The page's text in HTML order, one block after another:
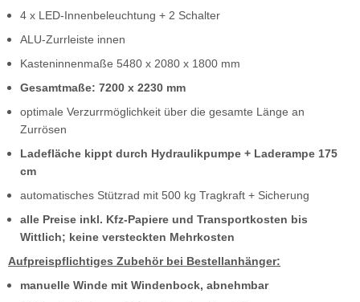
4 x LED-Innenbeleuchtung + 2 Schalter
ALU-Zurrleiste innen
Kasteninnenmaße 5480 x 2080 x 1800 mm
Gesamtmaße: 7200 x 2230 mm
optimale Verzurrmöglichkeit über die gesamte Länge an
Zurrösen
Ladefläche kippt durch Hydraulikpumpe + Laderampe 175
cm
automatisches Stützrad mit 500 kg Tragkraft + Sicherung
alle Preise inkl. Kfz-Papiere und Transportkosten bis
Wittlich; keine versteckten Mehrkosten
Aufpreispflichtiges Zubehör bei Bestellanhänger:
manuelle Winde mit Windenbock, abnehmbar